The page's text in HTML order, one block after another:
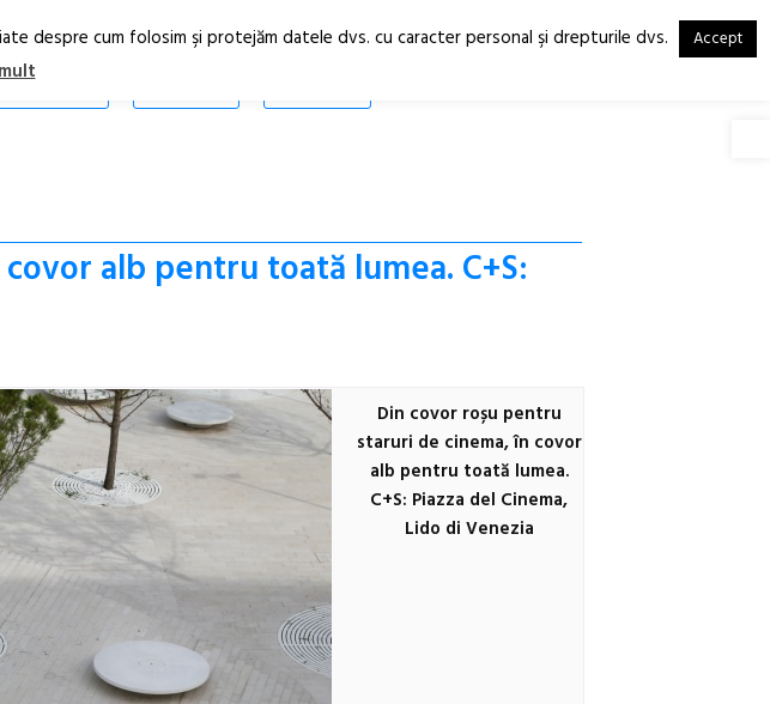
RO
EN
alb pentru toată lumea. C+S:
Din covor roșu pentru
staruri de cinema, în covor
alb pentru toată lumea.
C+S: Piazza del Cinema,
Lido di Venezia
despre cum folosim şi protejăm datele dvs. cu caracter personal şi drepturile dvs. Accept